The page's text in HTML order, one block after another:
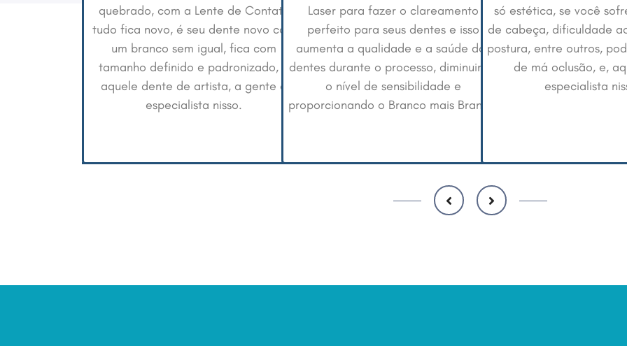
dente novo com
Laser para fazer o clareamento
perfeito para seus dentes e isso
aumenta a qualidade e a saúde dos
dentes durante o processo, diminuindo
o nível de sensibilidade e
proporcionando o Branco mais Branco.
só estética, se você sofre com dores
de cabeça, dificuldade ao respirar, má
postura, entre outros, pode ser sintoma
de má oclusão, e, aqui somos
especialista nisso.
(prótese sob
extremamente
um ciclo entre
acabamento, fixação
entrega um produto